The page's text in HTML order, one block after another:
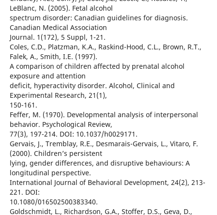
LeBlanc, N. (2005). Fetal alcohol
spectrum disorder: Canadian guidelines for diagnosis.
Canadian Medical Association
Journal. 1(172), 5 Suppl, 1-21.
Coles, C.D., Platzman, K.A., Raskind-Hood, C.L., Brown, R.T.,
Falek, A., Smith, I.E. (1997).
A comparison of children affected by prenatal alcohol
exposure and attention
deficit, hyperactivity disorder. Alcohol, Clinical and
Experimental Research, 21(1),
150-161.
Feffer, M. (1970). Developmental analysis of interpersonal
behavior. Psychological Review,
77(3), 197-214. DOI: 10.1037/h0029171.
Gervais, J., Tremblay, R.E., Desmarais-Gervais, L., Vitaro, F.
(2000). Children’s persistent
lying, gender differences, and disruptive behaviours: A
longitudinal perspective.
International Journal of Behavioral Development, 24(2), 213-
221. DOI:
10.1080/016502500383340.
Goldschmidt, L., Richardson, G.A., Stoffer, D.S., Geva, D.,